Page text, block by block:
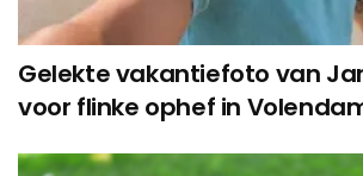
Gelekte vakantiefoto van
voor flinke ophef in